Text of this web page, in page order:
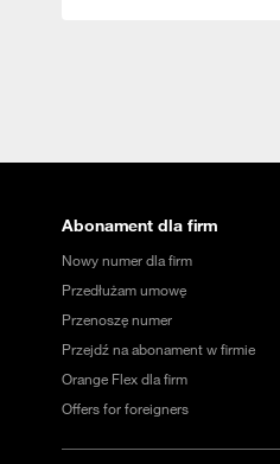
Abonament dla firm
Nowy numer dla firm
Przedłużam umowę
Przenoszę numer
Przejdź na abonament w firmie
Orange Flex dla firm
Offers for foreigners